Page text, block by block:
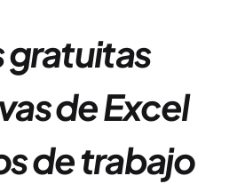
gratuitas
de Excel
de trabajo